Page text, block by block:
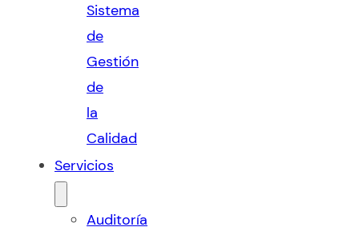
Sistema
de
Gestión
de
la
Calidad
Servicios
Auditoría